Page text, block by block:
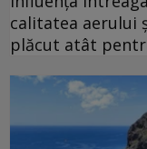
calitatea aerului
plăcut atât